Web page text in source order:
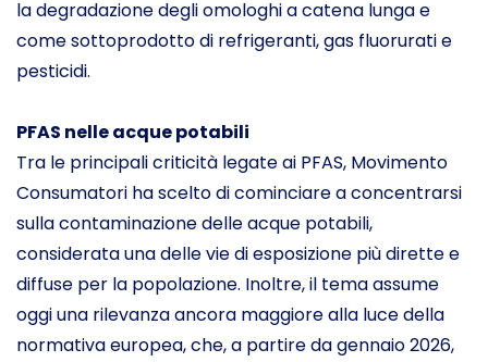
la degradazione degli omologhi a catena lunga e
come sottoprodotto di refrigeranti, gas fluorurati e
pesticidi.
PFAS nelle acque potabili
Tra le principali criticità legate ai PFAS, Movimento
Consumatori ha scelto di cominciare a concentrarsi
sulla contaminazione delle acque potabili,
considerata una delle vie di esposizione più dirette e
diffuse per la popolazione. Inoltre, il tema assume
oggi una rilevanza ancora maggiore alla luce della
normativa europea, che, a partire da gennaio 2026,